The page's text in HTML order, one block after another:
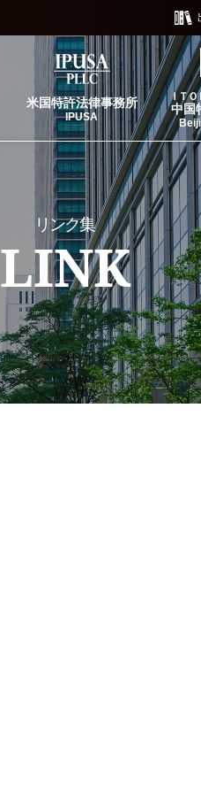
米国特許法律事務所
IPUSA
ＩＴＯ
中国
リンク集
LINK